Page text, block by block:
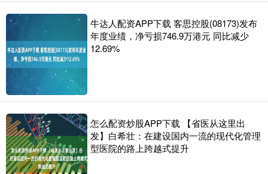
牛达人配资APP下载 客思控股(08173)发布
年度业绩，净亏损746.9万港元 同比减少
12.69%
怎么配资炒股APP下载 【省医从这里出
发】白希壮：在建设国内一流的现代化管理
型医院的路上跨越式提升